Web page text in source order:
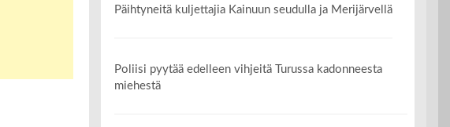
Päihtyneitä kuljettajia Kainuun seudulla ja Merijärvellä
Poliisi pyytää edelleen vihjeitä Turussa kadonneesta
miehestä